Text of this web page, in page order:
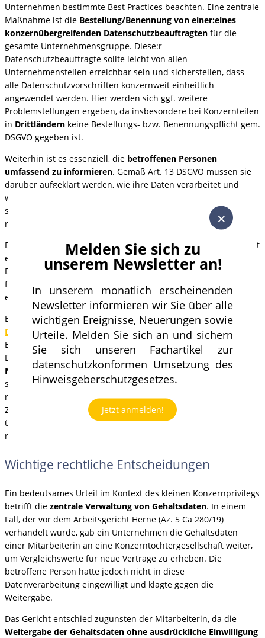
×
Melden Sie sich zu
unserem Newsletter an!
In unserem monatlich erscheinenden
Newsletter informieren wir Sie über alle
wichtigen Ereignisse, Neuerungen sowie
Urteile. Melden Sie sich an und sichern
Sie sich unseren Fachartikel zur
datenschutzkonformen Umsetzung des
Hinweisgeberschutzgesetzes.
Jetzt anmelden!
Unternehmen bestimmte Best Practices beachten. Eine zentrale
Maßnahme ist die Bestellung/Benennung von einer:eines
konzernübergreifenden Datenschutzbeauftragten für die
gesamte Unternehmensgruppe. Diese:r
Datenschutzbeauftragte sollte leicht von allen
Unternehmensteilen erreichbar sein und sicherstellen, dass
alle Datenschutzvorschriften konzernweit einheitlich
angewendet werden. Hier werden sich ggf. weitere
Problemstellungen ergeben, da insbesondere bei Konzernteilen
in Drittländern keine Bestellungs- bzw. Benennungspflicht gem.
DSGVO gegeben ist.
Weiterhin ist es essenziell, die betroffenen Personen
umfassend zu informieren. Gemäß Art. 13 DSGVO müssen sie
darüber aufgeklärt werden, wie ihre Daten verarbeitet und
weitergeleitet werden.
Transparenz und klare Kommunikation
sind hier der Schlüssel, um Vertrauen zu schaffen und
rechtliche Risiken zu minimieren.
Die
Implementierung von Binding Corporate Rules
(BCRs) stellt
eine weitere Best Practice dar. Diese internen
Datenschutzvorschriften helfen, einen einheitlichen Standard
für den Datenschutz innerhalb der Unternehmensgruppe zu
etablieren und erleichtern den Datentransfer in Drittländer.
Besonders wichtig ist auch dieumfassende
Dokumentation
aller datenschutzrechtlichen Maßnahmen.
Eine lückenlose Dokumentation gemäß den Vorgaben der
DSGVO (wie z. B. Art. 30 DSGVO) dient nicht nur der
Nachweisbarkeit der Einhaltung der Vorschriften, sondern
schützt das Unternehmen auch vor möglichen Bußgeldern und
rechtlichen Auseinandersetzungen. Alle Prozesse und
Zustimmungen sollten genau dokumentiert und regelmäßig
überprüft werden, um sicherzustellen, dass sie den aktuellen
rechtlichen Anforderungen entsprechen.
Wichtige rechtliche Entscheidungen
Ein bedeutsames Urteil im Kontext des kleinen Konzernprivilegs
betrifft die zentrale Verwaltung von Gehaltsdaten. In einem
Fall, der vor dem Arbeitsgericht Herne (Az. 5 Ca 280/19)
verhandelt wurde, gab ein Unternehmen die Gehaltsdaten
einer Mitarbeiterin an eine Konzerntochtergesellschaft weiter,
um Vergleichswerte für neue Verträge zu erheben. Die
betroffene Person hatte jedoch nicht in diese
Datenverarbeitung eingewilligt und klagte gegen die
Weitergabe.
Das Gericht entschied zugunsten der Mitarbeiterin, da die
Weitergabe der Gehaltsdaten ohne ausdrückliche Einwilligung